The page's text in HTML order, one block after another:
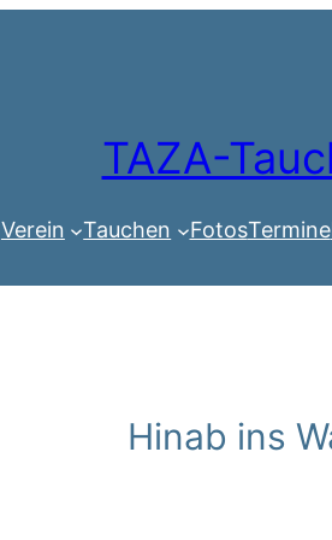
TAZA-
Verein Tauchen FotosTermine
Hinab ins